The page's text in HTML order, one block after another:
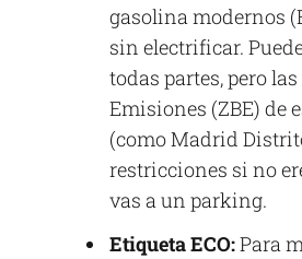
gasolina modernos
sin electrificar.
todas partes, pero
Emisiones (ZBE) de
(como Madrid
restricciones si no
vas a un parking.
Etiqueta ECO:Para